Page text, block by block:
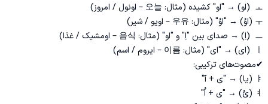
ㅗ (او) → "او" کشیده (مثال: 오늘 – اونول / امروز)
ㅜ (اوُ) → "اوُ" (مثال: 우유 – اویو / شیر)
ㅡ (اِ) → صدای بین "اِ" و "او" (مثال: 음식 – اومشیک / غذا)
ㅣ (ای) → "ای" (مثال: 이름 – ایروم / اسم)
✔مصوت‌های ترکیبی:
ㅑ (یا) → "ی + آ"
ㅕ (یُ) → "ی + اُ"